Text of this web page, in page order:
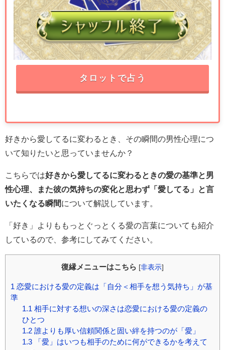
タロットで占う
好きから愛してるに変わるとき、その瞬間の男性心理につ
いて知りたいと思っていませんか？
こちらでは好きから愛してるに変わるときの愛の基準と男
性心理、また彼の気持ちの変化と思わず「愛してる」と言
いたくなる瞬間について解説しています。
「好き」よりももっとぐっとくる愛の言葉についても紹介
しているので、参考にしてみてください。
復縁メニューはこちら [非表示]
1 恋愛における愛の定義は「自分＜相手を想う気持ち」が基
準
1.1 相手に対する想いの深さは恋愛における愛の定義の
ひとつ
1.2誰よりも厚い信頼関係と固い絆を持つのが「愛」
1.3「愛」はいつも相手のために何ができるかを考えて